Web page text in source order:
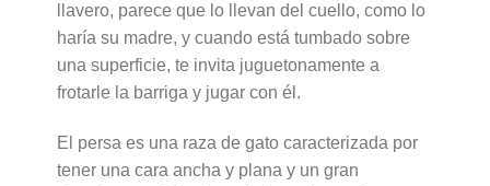
llavero, parece que lo llevan del cuello, como lo
haría su madre, y cuando está tumbado sobre
una superficie, te invita juguetonamente a
frotarle la barriga y jugar con él.
El persa es una raza de gato caracterizada por
tener una cara ancha y plana y un gran